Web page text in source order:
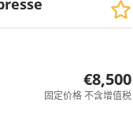
€8,500
固定价格 不含增值税